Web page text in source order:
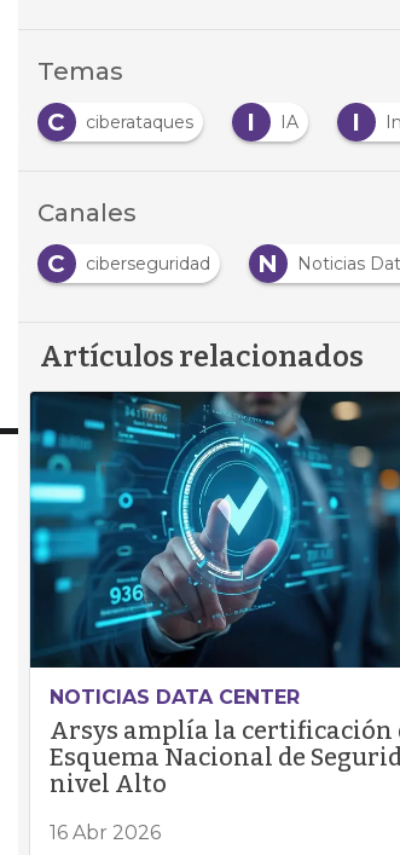
Temas
C ciberataques I IA I
Canales
C
ciberseguridad N Noticias
Artículos relacionados
NOTICIAS DATA CENTER
Arsys amplía la certificación
Esquema Nacional de
nivel Alto
16 Abr 2026